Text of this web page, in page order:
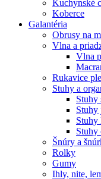
Kuchynské
Koberce
Galantéria
Obrusy na
Vlna a
Vlna
Rukavice
Stuhy a
Stuhy
Stuhy
Stuhy
Stuhy
Šnúry a
Rolky
Gumy
Ihly, nite,